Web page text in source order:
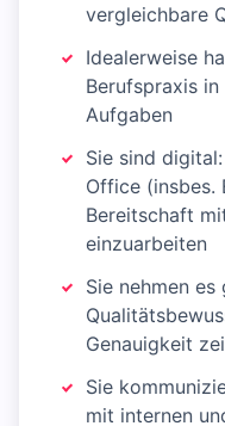
vergleichbare
Idealerweise
Berufspraxis
Aufgaben
Sie sind
Office (insbes.
Bereitschaft
einzuarbeiten
Sie nehmen es
Genauigkeit
Sie
mit internen